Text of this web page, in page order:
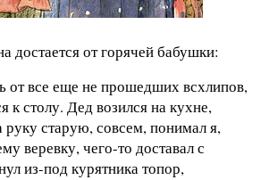
достается от горячей бабушки:
от все еще не прошедших всхлипов,
к столу. Дед возился на кухне,
руку старую, совсем, понимал я,
веревку, чего-то доставал с
из-под курятника топор,